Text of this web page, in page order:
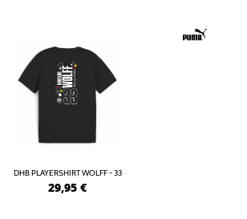
DHB PLAYERSHIRT WOLFF - 33
29,95 €